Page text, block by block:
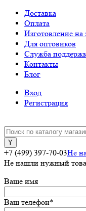
Доставка
Оплата
Изготовление на
Для оптовиков
Служба
Контакты
Блог
Вход
Регистрация
+7 (499) 397-70-03Не
Не нашли нужный
Ваше имя
Ваш телефон*